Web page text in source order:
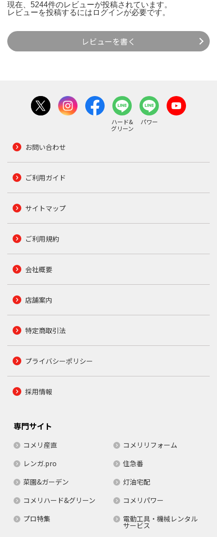
現在、5244件のレビューが投稿されています。
レビューを投稿するには ログインが必要です。
レビューを書く
ハード&
グリーン
パワー
お問い合わせ
ご利用ガイド
サイトマップ
ご利用規約
会社概要
店舗案内
特定商取引法
プライバシーポリシー
採用情報
専門サイト
コメリ産直
コメリリフォーム
レンガ.pro
住急番
菜園&ガーデン
灯油宅配
コメリハード&グリーン
コメリパワー
プロ特集
電動工具・機械レンタル
サービス